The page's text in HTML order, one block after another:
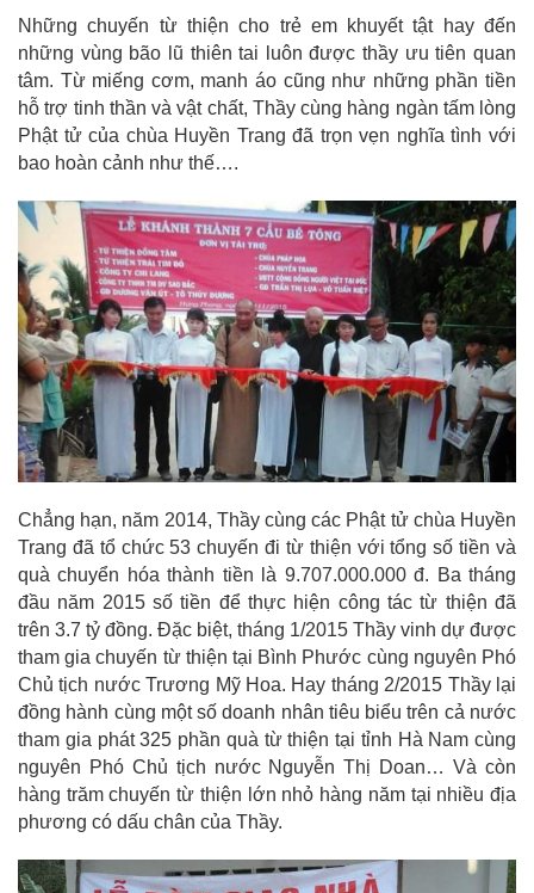
Những chuyến từ thiện cho trẻ em khuyết tật hay đến
những vùng bão lũ thiên tai luôn được thầy ưu tiên quan
tâm. Từ miếng cơm, manh áo cũng như những phần tiền
hỗ trợ tinh thần và vật chất, Thầy cùng hàng ngàn tấm lòng
Phật tử của chùa Huyền Trang đã trọn vẹn nghĩa tình với
bao hoàn cảnh như thế….
Chẳng hạn, năm 2014, Thầy cùng các Phật tử chùa Huyền
Trang đã tổ chức 53 chuyến đi từ thiện với tổng số tiền và
quà chuyển hóa thành tiền là 9.707.000.000 đ. Ba tháng
đầu năm 2015 số tiền để thực hiện công tác từ thiện đã
trên 3.7 tỷ đồng. Đặc biệt, tháng 1/2015 Thầy vinh dự được
tham gia chuyến từ thiện tại Bình Phước cùng nguyên Phó
Chủ tịch nước Trương Mỹ Hoa. Hay tháng 2/2015 Thầy lại
đồng hành cùng một số doanh nhân tiêu biểu trên cả nước
tham gia phát 325 phần quà từ thiện tại tỉnh Hà Nam cùng
nguyên Phó Chủ tịch nước Nguyễn Thị Doan… Và còn
hàng trăm chuyến từ thiện lớn nhỏ hàng năm tại nhiều địa
phương có dấu chân của Thầy.